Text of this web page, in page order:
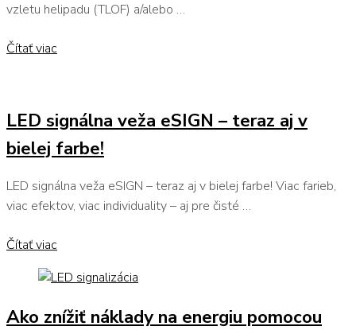
vzletu helipadu (TLOF) a/alebo …
Čítať viac
LED signálna veža eSIGN – teraz aj v
bielej farbe!
LED signálna veža eSIGN – teraz aj v bielej farbe! Viac farieb,
viac efektov, viac individuality – aj pre čisté …
Čítať viac
Ako znížiť náklady na energiu pomocou